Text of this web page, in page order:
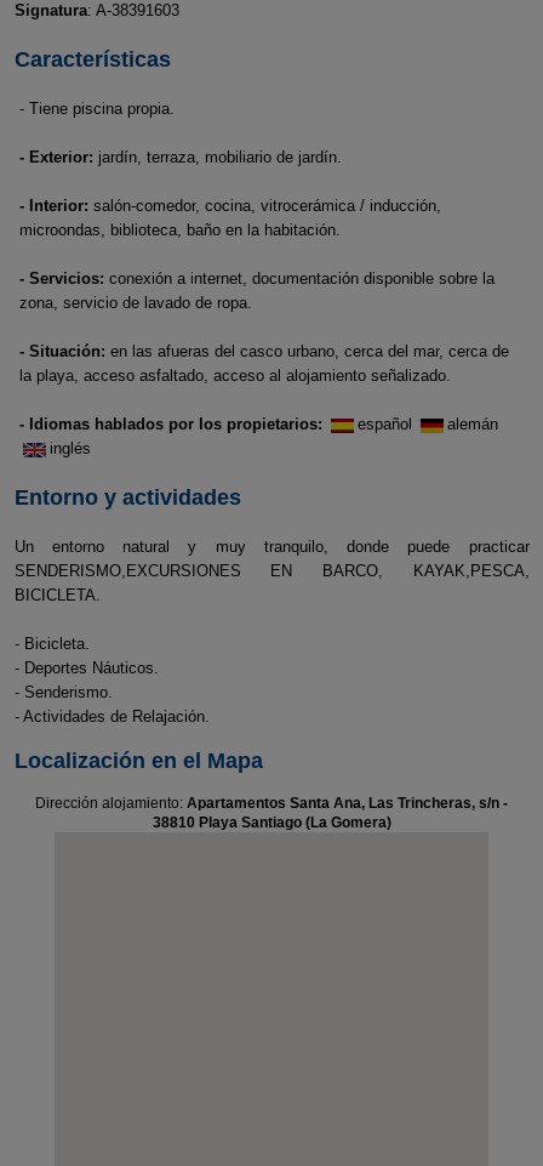
Signatura: A-38391603
Características
- Tiene piscina propia.
- Exterior: jardín, terraza, mobiliario de jardín.
- Interior: salón-comedor, cocina, vitrocerámica / inducción,
microondas, biblioteca, baño en la habitación.
- Servicios: conexión a internet, documentación disponible sobre la
zona, servicio de lavado de ropa.
- Situación: en las afueras del casco urbano, cerca del mar, cerca de
la playa, acceso asfaltado, acceso al alojamiento señalizado.
- Idiomas hablados por los propietarios: español
alemán
inglés
Entorno y actividades
Un entorno natural y muy tranquilo, donde puede practicar
SENDERISMO,EXCURSIONES EN BARCO, KAYAK,PESCA,
BICICLETA.
- Bicicleta.
- Deportes Náuticos.
- Senderismo.
- Actividades de Relajación.
Localización en el Mapa
Dirección alojamiento: Apartamentos Santa Ana, Las Trincheras, s/n -
38810 Playa Santiago (La Gomera)